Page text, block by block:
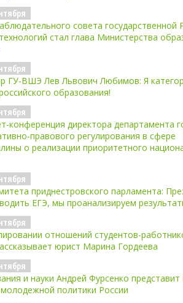
совета государственной
стал глава Министерства
ГУ-ВШЭ Лев Львович Любимов: Я
образования!
конференция директора департамента
правового регулирования в сфере
о реализации приоритетного
приднестровского парламента:
ЕГЭ, мы проанализируем
отношений студентов-
юрист Марина Гордеева
и науки Андрей Фурсенко
политики России